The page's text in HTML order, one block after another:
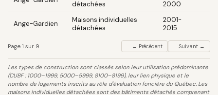
détachées
2000
Ange-Gardien
Maisons individuelles
détachées
2001-
2015
Page 1 sur 9 ← Précédent Suivant →
Les types de construction sont classés selon leur utilisation prédominante
(CUBF : 1000–1999, 5000–5999, 8100–8199), leur lien physique et le
nombre de logements inscrits au rôle d'évaluation foncière du Québec. Les
maisons individuelles détachées sont des bâtiments détachés comprenant